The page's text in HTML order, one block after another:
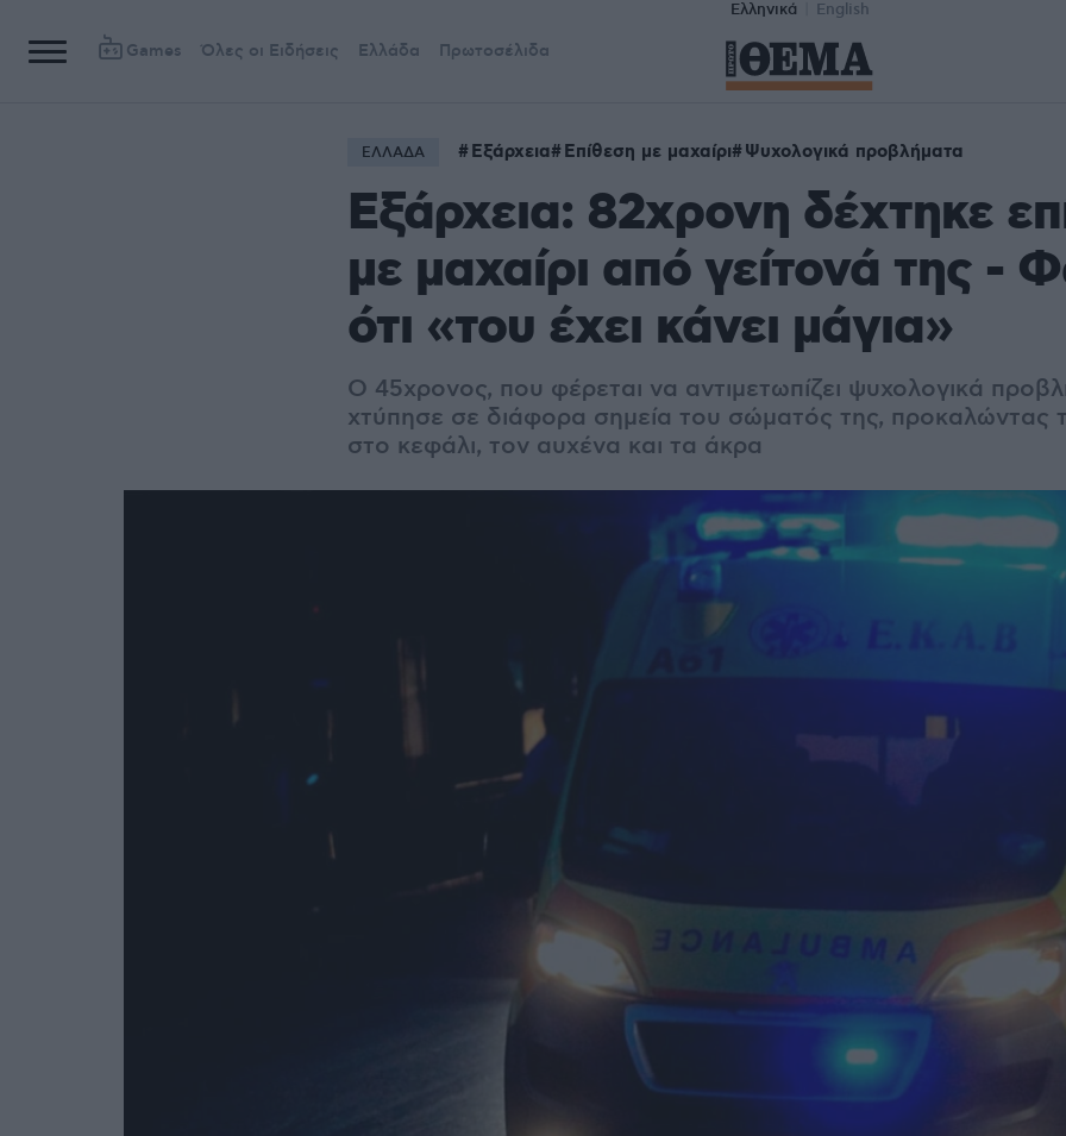
Ελληνικά English
Games Όλες οι Ειδήσεις Ελλάδα Πρωτοσέλιδα
ΕΛΛΑΔΑ Εξάρχεια Επίθεση με μαχαίρι Ψυχολογικά προβλήματα
Εξάρχεια: 82χρονη δέχτηκε
με μαχαίρι από γείτονά της -
ότι «του έχει κάνει μάγια»
Ο 45χρονος, που φέρεται να αντιμετωπίζει ψυχολογικά
χτύπησε σε διάφορα σημεία του σώματός της, προκαλώντας
στο κεφάλι, τον αυχένα και τα άκρα